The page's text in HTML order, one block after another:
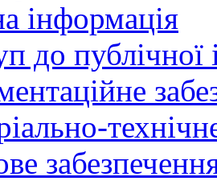
інформація
до публічної